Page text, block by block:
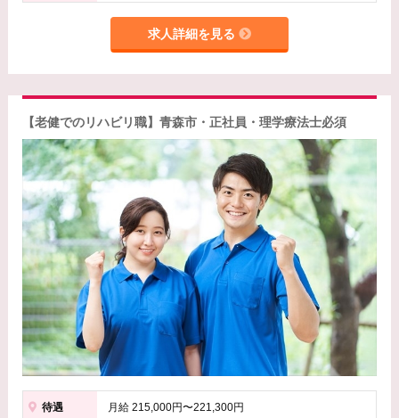
求人詳細を見る
【老健でのリハビリ職】青森市・正社員・理学療法士必須
待遇 月給 215,000円〜221,300円